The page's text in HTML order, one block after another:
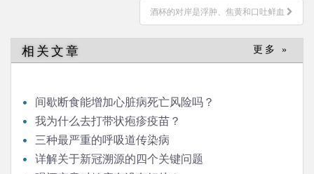
酒杯的对岸是浮肿、焦黄和口吐鲜血
相关文章 更多 »
间歇断食能增加心脏病死亡风险吗？
我为什么去打带状疱疹疫苗？
三种最严重的呼吸道传染病
详解关于新冠溯源的四个关键问题